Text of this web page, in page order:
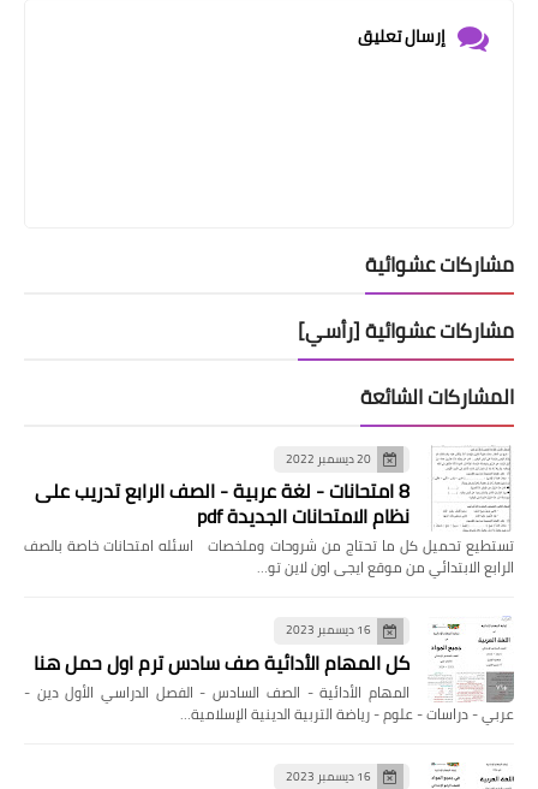
إرسال تعليق
مشاركات عشوائية
مشاركات عشوائية [رأسي]
المشاركات الشائعة
20 ديسمبر 2022
8 امتحانات - لغة عربية - الصف الرابع تدريب على
نظام الامتحانات الجديدة pdf
تستطيع تحميل كل ما تحتاج من شروحات وملخصات اسئله امتحانات خاصة بالصف
الرابع الابتدائي من موقع ايجى اون لاين تو…
16 ديسمبر 2023
كل المهام الأدائية صف سادس ترم اول حمل هنا
المهام الأدائية - الصف السادس - الفصل الدراسي الأول دين -
عربي - دراسات - علوم - رياضة التربية الدينية الإسلامية…
16 ديسمبر 2023